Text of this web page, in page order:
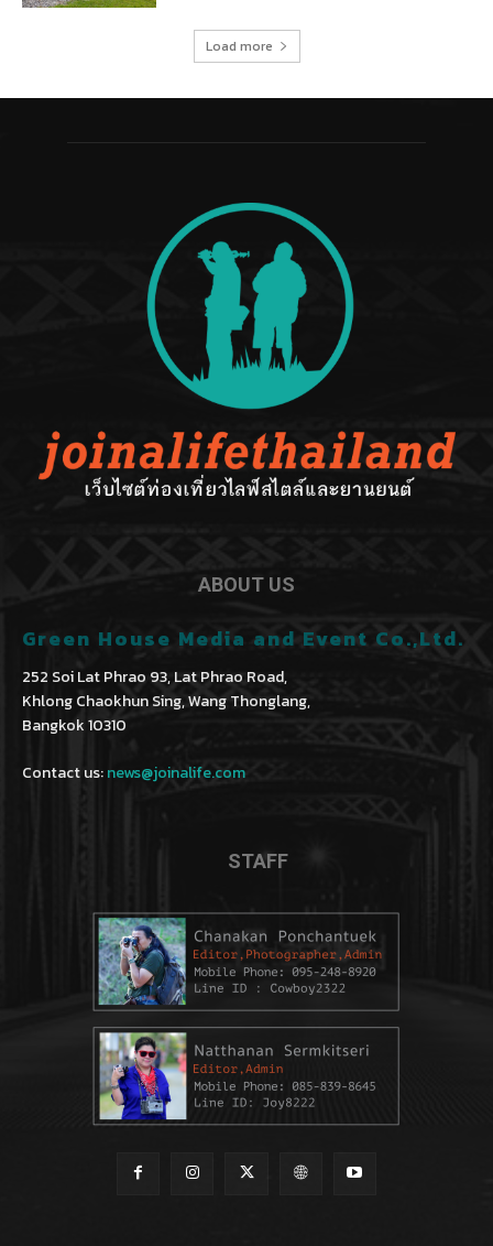
Load more
ABOUT US
Green House Media and Event Co.,Ltd.
252 Soi Lat Phrao 93, Lat Phrao Road,
Khlong Chaokhun Sing, Wang Thonglang,
Bangkok 10310
Contact us:news@joinalife.com
STAFF